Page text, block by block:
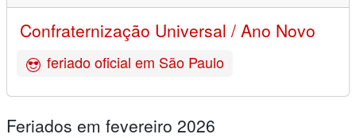
Confraternização Universal / Ano Novo
feriado oficial em São Paulo
Feriados em fevereiro 2026